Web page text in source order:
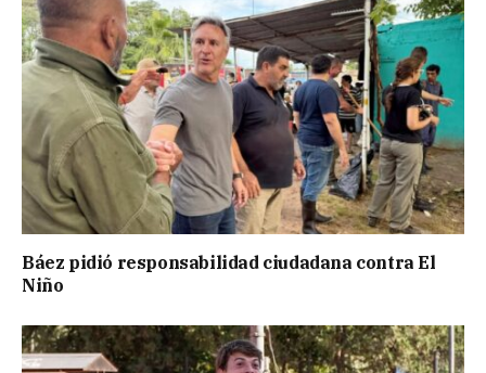
Báez pidió responsabilidad ciudadana contra El
Niño